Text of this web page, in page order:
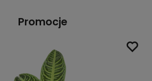
Promocje